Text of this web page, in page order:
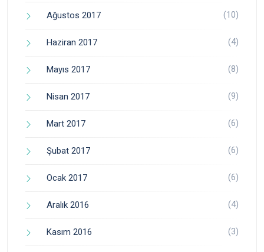
Ağustos 2017 (10)
Haziran 2017 (4)
Mayıs 2017 (8)
Nisan 2017 (9)
Mart 2017 (6)
Şubat 2017 (6)
Ocak 2017 (6)
Aralık 2016 (4)
Kasım 2016 (3)